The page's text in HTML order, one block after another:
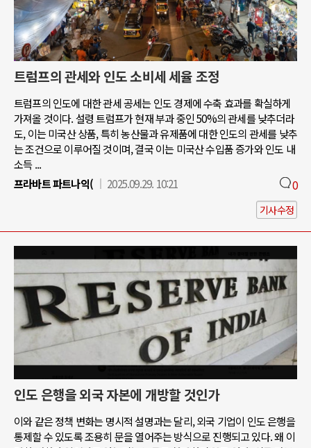
트럼프의 관세와 인도 소비세 세율 조정
트럼프의 인도에 대한 관세 공세는 인도 경제에 수축 효과를 확실하게
가져올 것이다. 설령 트럼프가 현재 부과 중인 50%의 관세를 낮추더라
도, 이는 미국산 상품, 특히 농산물과 유제품에 대한 인도의 관세를 낮추
는 조건으로 이루어질 것이며, 결국 이는 미국산 수입품 증가와 인도 내
소득 ...
프라바트 파트나익(
2025.09.29. 10:21 0
기사수정
인도 은행을 외국 자본에 개방할 것인가
이와 같은 정책 변화는 명시적 설명과는 달리, 외국 기업이 인도 은행을
통제할 수 있도록 조용히 문을 열어주는 방식으로 진행되고 있다. 왜 이